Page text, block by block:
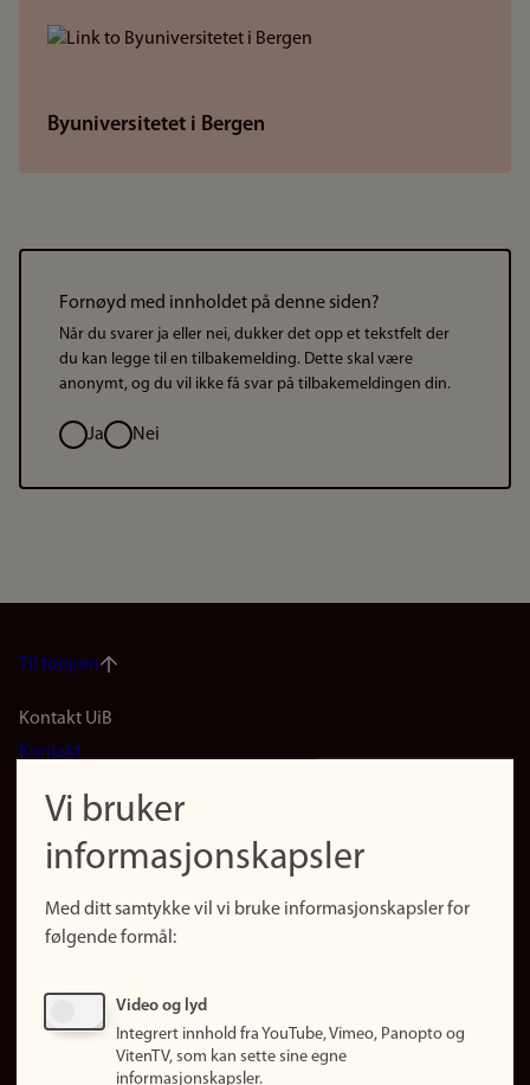
Byuniversitetet i Bergen
Fornøyd med innholdet på denne siden?
Når du svarer ja eller nei, dukker det opp et tekstfelt der
du kan legge til en tilbakemelding. Dette skal være
anonymt, og du vil ikke få svar på tilbakemeldingen din.
ValgJa Nei
Til toppen
Footer
(no)
Kontakt UiB
Kontakt
Finn forsker
Presse
Finn studier
Ledige stillinger
Vi bruker
informasjonskapsler
Med ditt samtykke vil vi bruke informasjonskapsler for
følgende formål:
Video og lyd
Integrert innhold fra YouTube, Vimeo, Panopto og
VitenTV, som kan sette sine egne
informasjonskapsler.